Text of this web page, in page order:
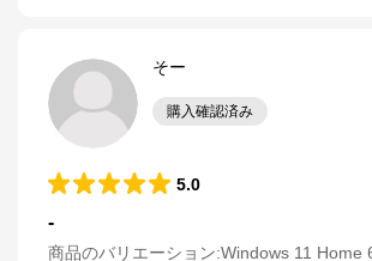
そー
購入確認済み
5.0
-
商品のバリエーション:Windows 11 Home